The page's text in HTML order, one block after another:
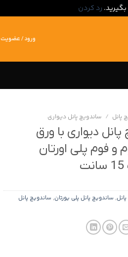
رد کردن
ورود / عضویت
پانل / ساندویچ پانل دیواری
دیواری با ورق
و فوم پلی اورتان
, ساندویچ پانل پلی یورتان, ساندویچ پانل